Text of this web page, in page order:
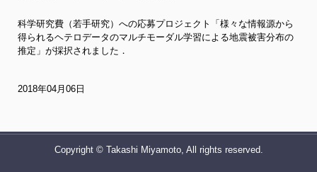
科学研究費（若手研究）への応募プロジェクト「様々な情報源から
得られるヘテロデータのマルチモーダル学習による地震被害分布の
推定」が採択されました．
2018年04月06日
Copyright © Takashi Miyamoto, All rights reserved.